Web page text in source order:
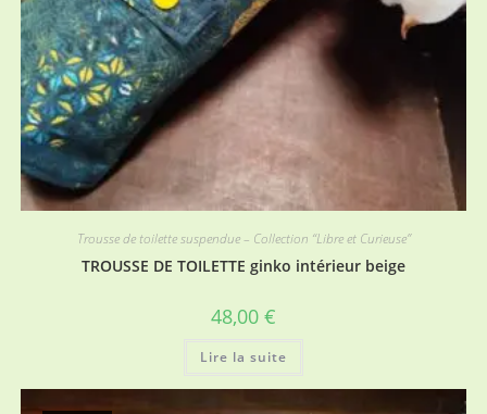
Trousse de toilette suspendue – Collection “Libre et Curieuse”
TROUSSE DE TOILETTE ginko intérieur beige
48,00 €
Lire la suite